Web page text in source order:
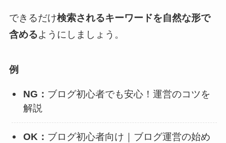
できるだけ検索されるキーワードを自然な形で
含めるようにしましょう。
例
NG： ブログ初心者でも安心！運営のコツを
解説
OK： ブログ初心者向け｜ブログ運営の始め